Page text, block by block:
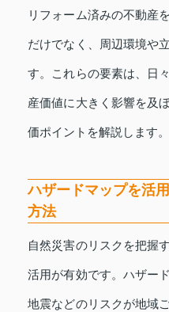
リフォーム済みの不動産
だけでなく、周辺環境や
す。これらの要素は、日
産価値に大きく影響を及
価ポイントを解説します。
ハザードマップを活
方法
自然災害のリスクを把握
活用が有効です。ハザー
地震などのリスクが地域